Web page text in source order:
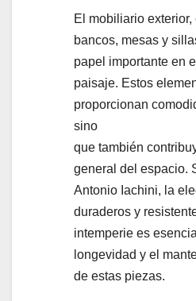
El mobiliario exterior,
bancos, mesas y
papel importante en
paisaje. Estos
proporcionan
sino
que también
general del espacio.
Antonio Iachini, la
duraderos y
intemperie es
longevidad y el
de estas piezas.